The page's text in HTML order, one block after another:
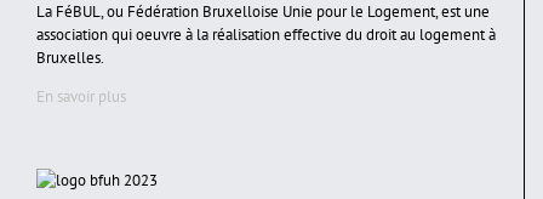
La FéBUL, ou Fédération Bruxelloise Unie pour le Logement, est une
association qui oeuvre à la réalisation effective du droit au logement à
Bruxelles.
En savoir plus